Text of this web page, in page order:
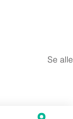
Se alle